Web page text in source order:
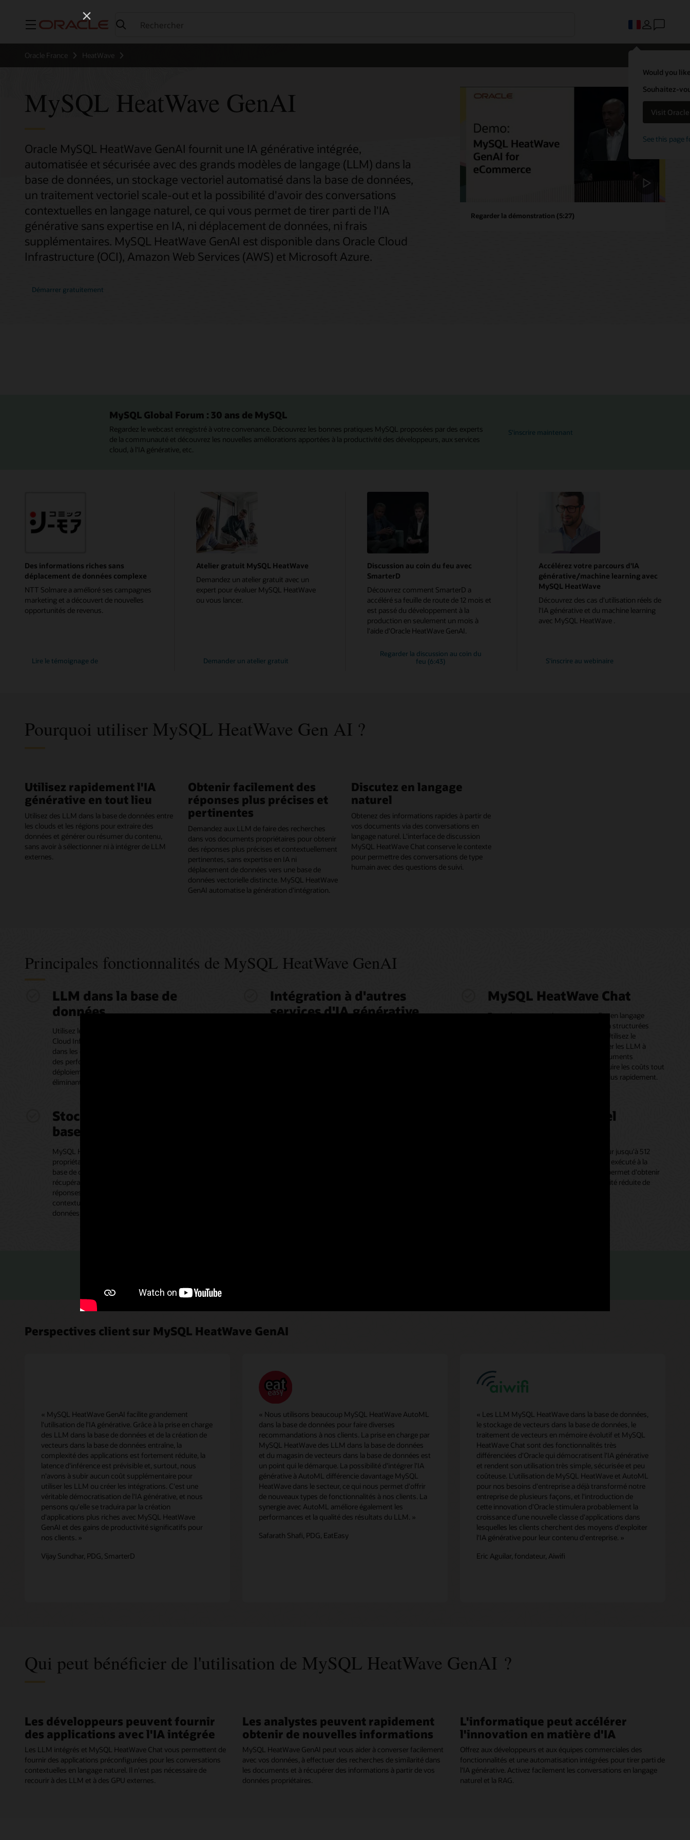
Menu
Would you
Souhaitez-
Visit
See this page
Oracle France HeatWave
MySQL HeatWave GenAI
Oracle MySQL HeatWave GenAI fournit une IA générative intégrée,
automatisée et sécurisée avec des grands modèles de langage (LLM) dans la
base de données, un stockage vectoriel automatisé dans la base de données,
un traitement vectoriel scale-out et la possibilité d'avoir des conversations
contextuelles en langage naturel, ce qui vous permet de tirer parti de l'IA
générative sans expertise en IA, ni déplacement de données, ni frais
supplémentaires. MySQL HeatWave GenAI est disponible dans Oracle Cloud
Infrastructure (OCI), Amazon Web Services (AWS) et Microsoft Azure.
Démarrer gratuitement
Regarder la démonstration (5:27)
MySQL Global Forum : 30 ans de MySQL
Regardez le webcast enregistré à votre convenance. Découvrez les bonnes pratiques MySQL proposées par des experts
de la communauté et découvrez les nouvelles améliorations apportées à la productivité des développeurs, aux services
cloud, à l'IA générative, etc.
S'inscrire maintenant
Des informations riches sans
déplacement de données complexe
NTT Solmare a amélioré ses campagnes
marketing et a découvert de nouvelles
opportunités de revenus.
Lire le témoignage de
Solmare
Atelier gratuit MySQL HeatWave
Demandez un atelier gratuit avec un
expert pour évaluer MySQL HeatWave
ou vous lancer.
Demander un atelier gratuit
Discussion au coin du feu avec
SmarterD
Découvrez comment SmarterD a
accéléré sa feuille de route de 12 mois et
est passé du développement à la
production en seulement un mois à
l'aide d'Oracle HeatWave GenAI.
Regarder la discussion au coin du
feu (6:43)
Accélérez votre parcours d'IA
générative/machine learning avec
MySQL HeatWave
Découvrez des cas d'utilisation réels de
l'IA générative et du machine learning
avec MySQL HeatWave .
S'inscrire au webinaire
votre
Pourquoi utiliser MySQL HeatWave Gen AI ?
Utilisez rapidement l'IA
générative en tout lieu
Utilisez des LLM dans la base de données entre
les clouds et les régions pour extraire des
données et générer ou résumer du contenu,
sans avoir à sélectionner ni à intégrer de LLM
externes.
Obtenir facilement des
réponses plus précises et
pertinentes
Demandez aux LLM de faire des recherches
dans vos documents propriétaires pour obtenir
des réponses plus précises et contextuellement
pertinentes, sans expertise en IA ni
déplacement de données vers une base de
données vectorielle distincte. MySQL HeatWave
GenAI automatise la génération d'intégration.
Discutez en langage
naturel
Obtenez des informations rapides à partir de
vos documents via des conversations en
langage naturel. L'interface de discussion
MySQL HeatWave Chat conserve le contexte
pour permettre des conversations de type
humain avec des questions de suivi.
Principales fonctionnalités de MySQL HeatWave GenAI
LLM dans la base de
données
Utilisez les LLM intégrés dans toutes les régions Oracle
Cloud Infrastructure (OCI), dans la région dédiée OCI et
dans les clouds et obtenez des résultats cohérents avec
des performances prévisibles dans tous les
déploiements. Réduisez les coûts d'infrastructure en
éliminant le besoin de provisionner les GPU.
Intégration à d'autres
services d'IA générative
MySQL HeatWave Chat
Tenez des conversations contextuelles en langage
naturel informées par vos données non structurées
dans MySQL HeatWave Vector Store. Utilisez le
navigateur Lakehouse intégré pour aider les LLM à
effectuer des recherches dans des documents
spécifiques, ce qui vous permet de réduire les coûts tout
en obtenant des résultats plus précis plus rapidement.
Stockage vectoriel dans la
base de données
MySQL HeatWave Vector Store héberge vos documents
propriétaires dans différents formats, et agit en tant que
base de connaissances pour la génération augmentée de
récupération (RAG) afin de vous aider à obtenir des
réponses plus précises et pertinentes sur le plan
contextuel, sans déplacer les données vers une base de
données vectorielle distincte.
Traitement vectoriel
Le traitement vectoriel est parallélisé sur jusqu'à 512
nœuds de cluster MySQL HeatWave et exécuté à la
bande passante de la mémoire, ce qui permet d'obtenir
des résultats rapides avec une probabilité réduite de
Perspectives client sur MySQL HeatWave GenAI
« MySQL HeatWave GenAI facilite grandement
l'utilisation de l'IA générative. Grâce à la prise en charge
des LLM dans la base de données et de la création de
vecteurs dans la base de données entraîne, la
complexité des applications est fortement réduite, la
latence d'inférence est prévisible et, surtout, nous
n'avons à subir aucun coût supplémentaire pour
utiliser les LLM ou créer les intégrations. C'est une
véritable démocratisation de l'IA générative, et nous
pensons qu'elle se traduira par la création
d'applications plus riches avec MySQL HeatWave
GenAI et des gains de productivité significatifs pour
nos clients. »
Vijay Sundhar, PDG, SmarterD
« Nous utilisons beaucoup MySQL HeatWave AutoML
dans la base de données pour faire diverses
recommandations à nos clients. La prise en charge par
MySQL HeatWave des LLM dans la base de données
et du magasin de vecteurs dans la base de données est
un point qui le démarque. La possibilité d'intégrer l'IA
générative à AutoML différencie davantage MySQL
HeatWave dans le secteur, ce qui nous permet d'offrir
de nouveaux types de fonctionnalités à nos clients. La
synergie avec AutoML améliore également les
performances et la qualité des résultats du LLM. »
Safarath Shafi, PDG, EatEasy
« Les LLM MySQL HeatWave dans la base de données,
le stockage de vecteurs dans la base de données, le
traitement de vecteurs en mémoire évolutif et MySQL
HeatWave Chat sont des fonctionnalités très
différenciées d'Oracle qui démocratisent l'IA générative
et rendent son utilisation très simple, sécurisée et peu
coûteuse. L'utilisation de MySQL HeatWave et AutoML
pour nos besoins d'entreprise a déjà transformé notre
entreprise de plusieurs façons, et l'introduction de
cette innovation d'Oracle stimulera probablement la
croissance d'une nouvelle classe d'applications dans
lesquelles les clients cherchent des moyens d'exploiter
l'IA générative pour leur contenu d'entreprise. »
Eric Aguilar, fondateur, Aiwifi
Qui peut bénéficier de l'utilisation de MySQL HeatWave GenAI ?
Les développeurs peuvent fournir
des applications avec l'IA intégrée
Les LLM intégrés et MySQL HeatWave Chat vous permettent de
fournir des applications préconfigurées pour les conversations
contextuelles en langage naturel. Il n'est pas nécessaire de
recourir à des LLM et à des GPU externes.
Les analystes peuvent rapidement
obtenir de nouvelles informations
MySQL HeatWave GenAI peut vous aider à converser facilement
avec vos données, à effectuer des recherches de similarité dans
les documents et à récupérer des informations à partir de vos
données propriétaires.
L'informatique peut accélérer
l'innovation en matière d'IA
Offrez aux développeurs et aux équipes commerciales des
fonctionnalités et une automatisation intégrées pour tirer parti de
l'IA générative. Activez facilement les conversations en langage
naturel et la RAG.